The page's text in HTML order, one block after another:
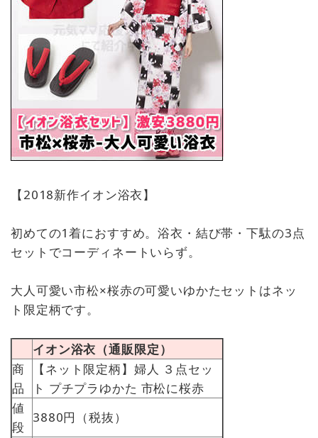
【2018新作イオン浴衣】
初めての1着におすすめ。浴衣・結び帯・下駄の3点
セットでコーディネートいらず。
大人可愛い市松×桜赤の可愛いゆかたセットはネッ
ト限定柄です。
イオン浴衣（通販限定）
商
品
【ネット限定柄】婦人 ３点セッ
ト プチプラゆかた 市松に桜赤
値
段
3880円（税抜）